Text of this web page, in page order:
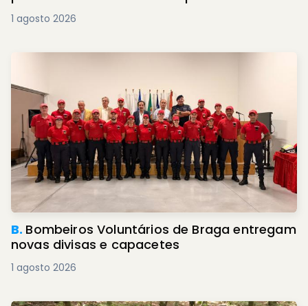
1 agosto 2026
B. Bombeiros Voluntários de Braga entregam
novas divisas e capacetes
1 agosto 2026